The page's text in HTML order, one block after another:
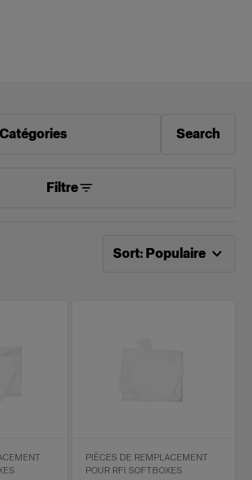
Catégories Search
Filtre
Tri désormais effectué
Sort: Populaire
PIÈCES DE REMPLACEMENT
POUR RFI SOFTBOXES